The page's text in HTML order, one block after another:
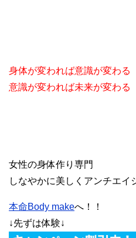
身体が変われば意識が変わる
意識が変われば未来が変わる
女性の身体作り専門
しなやかに美しくアンチエイ
本命Body makeへ！！
↓先ずは体験↓